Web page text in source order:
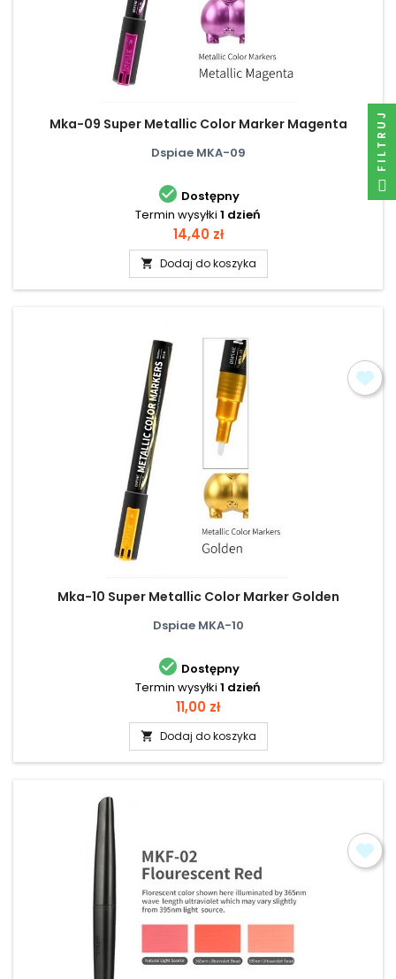
Mka-09 Super Metallic Color Marker Magenta
Dspiae MKA-09
 Dostępny
Termin wysyłki 1 dzień
Cena
14,40 zł
 Dodaj do koszyka
Mka-10 Super Metallic Color Marker Golden
Dspiae MKA-10
 Dostępny
Termin wysyłki 1 dzień
Cena
11,00 zł
 Dodaj do koszyka
FILTRUJ